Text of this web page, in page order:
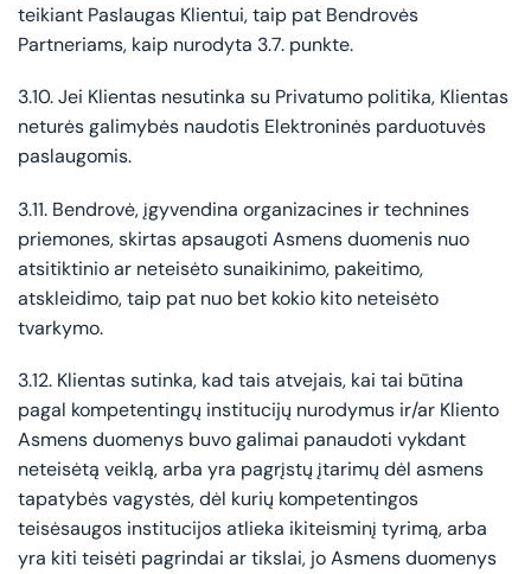
teikiant Paslaugas Klientui, taip pat Bendrovės
Partneriams, kaip nurodyta 3.7. punkte.
3.10. Jei Klientas nesutinka su Privatumo politika, Klientas
neturės galimybės naudotis Elektroninės parduotuvės
paslaugomis.
3.11. Bendrovė, įgyvendina organizacines ir technines
priemones, skirtas apsaugoti Asmens duomenis nuo
atsitiktinio ar neteisėto sunaikinimo, pakeitimo,
atskleidimo, taip pat nuo bet kokio kito neteisėto
tvarkymo.
3.12. Klientas sutinka, kad tais atvejais, kai tai būtina
pagal kompetentingų institucijų nurodymus ir/ar Kliento
Asmens duomenys buvo galimai panaudoti vykdant
neteisėtą veiklą, arba yra pagrįstų įtarimų dėl asmens
tapatybės vagystės, dėl kurių kompetentingos
teisėsaugos institucijos atlieka ikiteisminį tyrimą, arba
yra kiti teisėti pagrindai ar tikslai, jo Asmens duomenys